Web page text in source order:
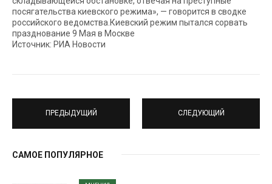
посягательства киевского режима», — говорится в сводке
российского ведомства.Киевский режим пытался сорвать
празднование 9 Мая в Москве
Источник: РИА Новости
ПРЕДЫДУЩИЙ СЛЕДУЮЩИЙ
САМОЕ ПОПУЛЯРНОЕ